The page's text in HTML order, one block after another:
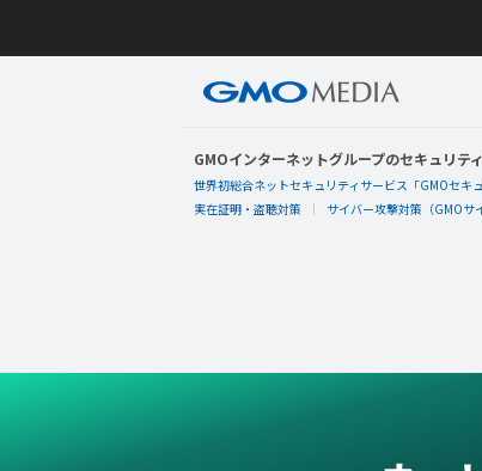
GMOインターネットグループのセキュリテ
世界初総合ネットセキュリティサービス「GMOセキ
実在証明・盗聴対策
サイバー攻撃対策（GMOサ